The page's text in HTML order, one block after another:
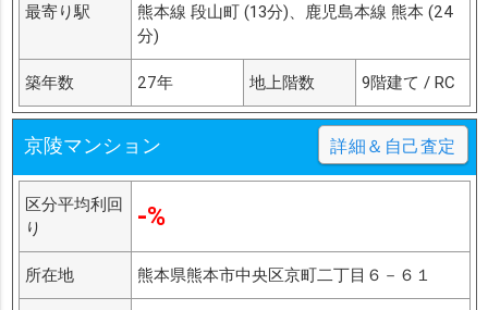
最寄り駅
熊本線 段山町 (13分)、鹿児島本線 熊本 (24
分)
築年数 27年 地上階数 9階建て / RC
京陵マンション 詳細＆自己査定
区分平均利回
り
-%
所在地 熊本県熊本市中央区京町二丁目６－６１